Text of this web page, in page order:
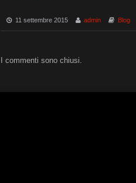
11 settembre 2015 admin Blog
I commenti sono chiusi.